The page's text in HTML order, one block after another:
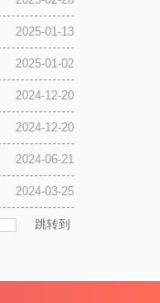
2025-01-13
2025-01-02
2024-12-20
2024-12-20
2024-06-21
2024-03-25
跳转到